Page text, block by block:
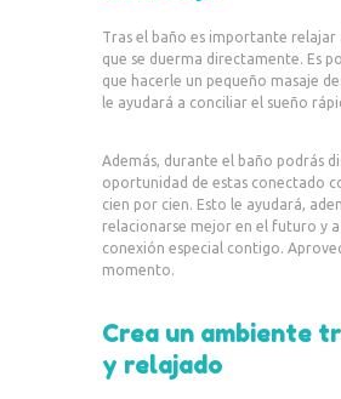
Tras el baño es importante relajar
que se duerma directamente. Es
que hacerle un pequeño masaje
le ayudará a conciliar el sueño
Además, durante el baño podrás
oportunidad de estas conectado
cien por cien. Esto le ayudará,
relacionarse mejor en el futuro y
conexión especial contigo.
momento.
Crea un ambiente
y relajado